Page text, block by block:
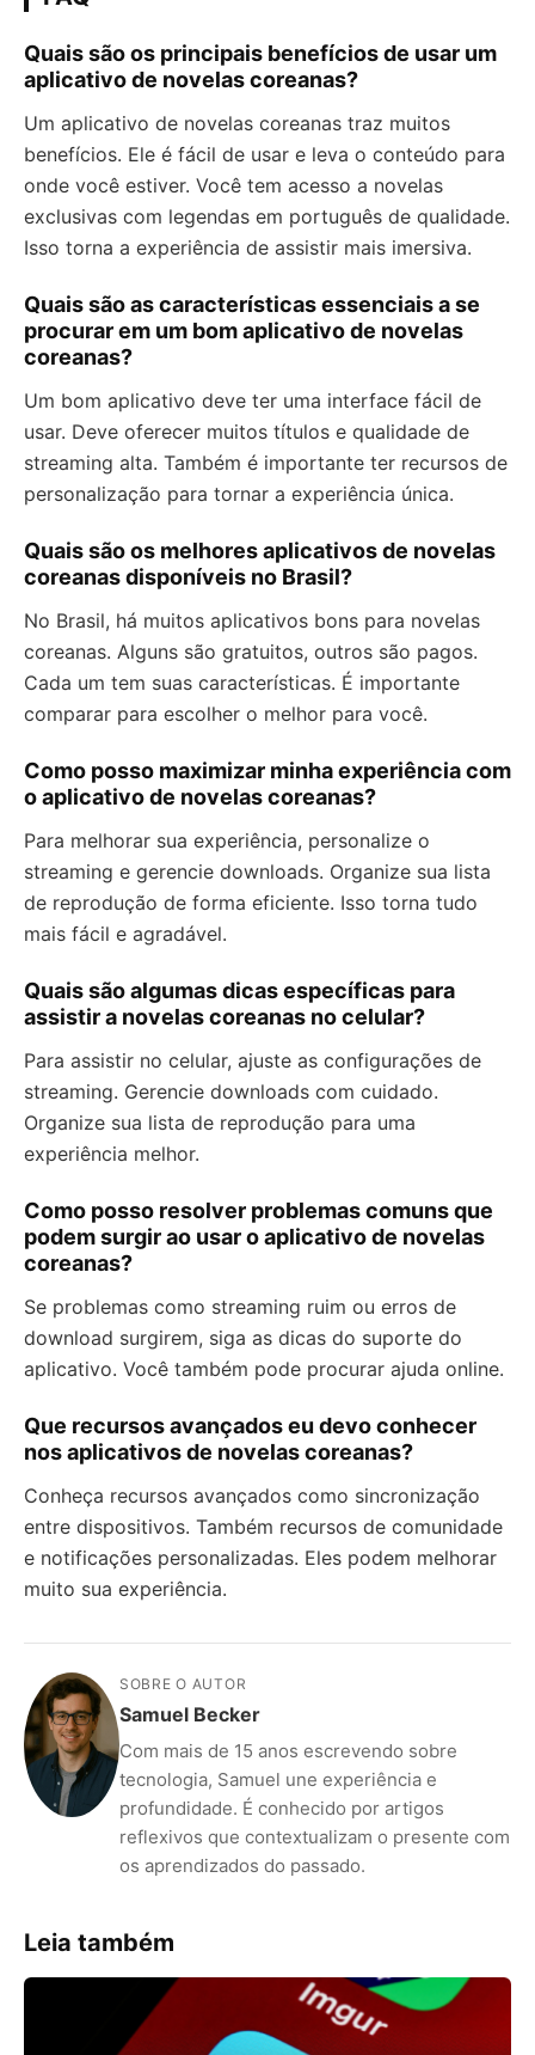
Quais são os principais benefícios de usar um
aplicativo de novelas coreanas?
Um aplicativo de novelas coreanas traz muitos
benefícios. Ele é fácil de usar e leva o conteúdo para
onde você estiver. Você tem acesso a novelas
exclusivas com legendas em português de qualidade.
Isso torna a experiência de assistir mais imersiva.
Quais são as características essenciais a se
procurar em um bom aplicativo de novelas
coreanas?
Um bom aplicativo deve ter uma interface fácil de
usar. Deve oferecer muitos títulos e qualidade de
streaming alta. Também é importante ter recursos de
personalização para tornar a experiência única.
Quais são os melhores aplicativos de novelas
coreanas disponíveis no Brasil?
No Brasil, há muitos aplicativos bons para novelas
coreanas. Alguns são gratuitos, outros são pagos.
Cada um tem suas características. É importante
comparar para escolher o melhor para você.
Como posso maximizar minha experiência com
o aplicativo de novelas coreanas?
Para melhorar sua experiência, personalize o
streaming e gerencie downloads. Organize sua lista
de reprodução de forma eficiente. Isso torna tudo
mais fácil e agradável.
Quais são algumas dicas específicas para
assistir a novelas coreanas no celular?
Para assistir no celular, ajuste as configurações de
streaming. Gerencie downloads com cuidado.
Organize sua lista de reprodução para uma
experiência melhor.
Como posso resolver problemas comuns que
podem surgir ao usar o aplicativo de novelas
coreanas?
Se problemas como streaming ruim ou erros de
download surgirem, siga as dicas do suporte do
aplicativo. Você também pode procurar ajuda online.
Que recursos avançados eu devo conhecer
nos aplicativos de novelas coreanas?
Conheça recursos avançados como sincronização
entre dispositivos. Também recursos de comunidade
e notificações personalizadas. Eles podem melhorar
muito sua experiência.
SOBRE O AUTOR
Samuel Becker
Com mais de 15 anos escrevendo sobre
tecnologia, Samuel une experiência e
profundidade. É conhecido por artigos
reflexivos que contextualizam o presente com
os aprendizados do passado.
Leia também